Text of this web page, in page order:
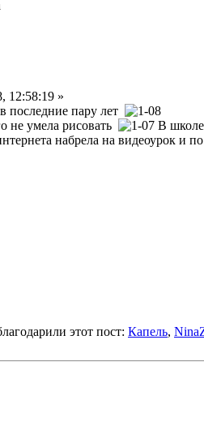
12:58:19 »
последние пару лет
умела рисовать
В
набрела на видеоурок и
этот пост: Капель,